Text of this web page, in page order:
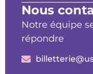
Nous
Notre équipe
répondre